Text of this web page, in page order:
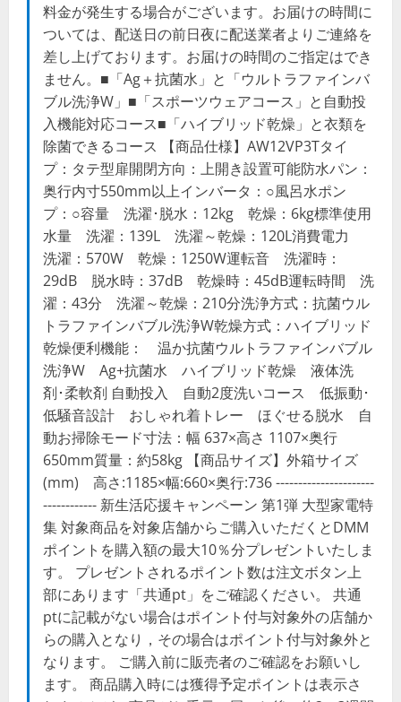
料金が発生する場合がございます。お届けの時間に
ついては、配送日の前日夜に配送業者よりご連絡を
差し上げております。お届けの時間のご指定はでき
ません。■「Ag＋抗菌水」と「ウルトラファインバ
ブル洗浄W」■「スポーツウェアコース」と自動投
入機能対応コース■「ハイブリッド乾燥」と衣類を
除菌できるコース 【商品仕様】AW12VP3Tタイ
プ：タテ型扉開閉方向：上開き設置可能防水パン：
奥行内寸550mm以上インバータ：○風呂水ポン
プ：○容量 洗濯･脱水：12kg 乾燥：6kg標準使用
水量 洗濯：139L 洗濯～乾燥：120L消費電力
洗濯：570W 乾燥：1250W運転音 洗濯時：
29dB 脱水時：37dB 乾燥時：45dB運転時間 洗
濯：43分 洗濯～乾燥：210分洗浄方式：抗菌ウル
トラファインバブル洗浄W乾燥方式：ハイブリッド
乾燥便利機能： 温か抗菌ウルトラファインバブル
洗浄W Ag+抗菌水 ハイブリッド乾燥 液体洗
剤･柔軟剤 自動投入 自動2度洗いコース 低振動･
低騒音設計 おしゃれ着トレー ほぐせる脱水 自
動お掃除モード寸法：幅 637×高さ 1107×奥行
650mm質量：約58kg 【商品サイズ】外箱サイズ
(mm) 高さ:1185×幅:660×奥行:736 ----------------------
------------ 新生活応援キャンペーン 第1弾 大型家電特
集 対象商品を対象店舗からご購入いただくとDMM
ポイントを購入額の最大10％分プレゼントいたしま
す。 プレゼントされるポイント数は注文ボタン上
部にあります「共通pt」をご確認ください。 共通
ptに記載がない場合はポイント付与対象外の店舗か
らの購入となり，その場合はポイント付与対象外と
なります。 ご購入前に販売者のご確認をお願いし
ます。 商品購入時には獲得予定ポイントは表示さ